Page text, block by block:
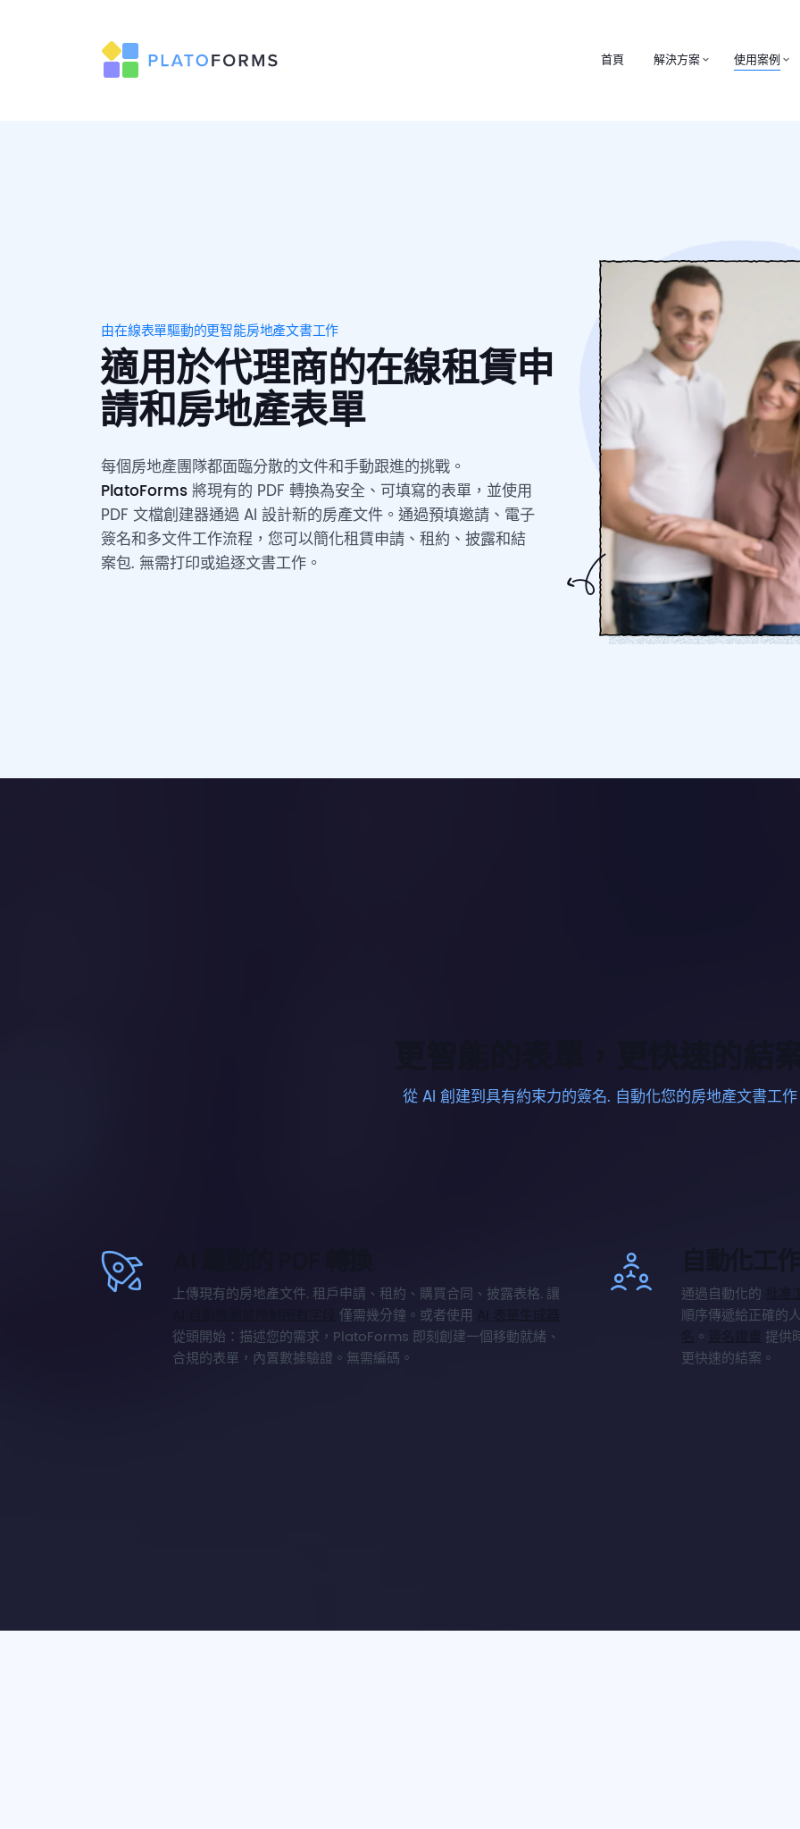
首頁 解決方案 使用案例
由在線表單驅動的更智能房地產文書工作
適用於代理商的在線租賃申
請和房地產表單
每個房地產團隊都面臨分散的文件和手動跟進的挑戰。
PlatoForms 將現有的 PDF 轉換為安全、可填寫的表單，並使用
PDF 文檔創建器通過 AI 設計新的房產文件。通過預填邀請、電子
簽名和多文件工作流程，您可以簡化租賃申請、租約、披露和結
案包. 無需打印或追逐文書工作。
從 AI 創建到具有約束力的簽名. 自動化您的房地產文書工作
上傳現有的房地產文件. 租戶申請、租約、購買合同、披露表格. 讓
僅需幾分鐘。或者使用
從頭開始：描述您的需求，PlatoForms 即刻創建一個移動就緒、
合規的表單，內置數據驗證。無需編碼。
通過自動化的
順序傳遞給正確的
。
提供
更快速的結案。